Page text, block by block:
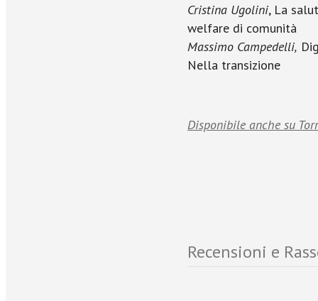
Cristina Ugolini, La
welfare di comunità
Massimo Campedelli,
Nella transizione
Disponibile anche su
Recensioni e